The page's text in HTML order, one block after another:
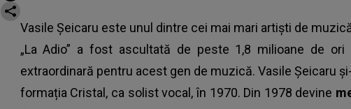
Vasile Şeicaru este unul dintre cei mai mari artiști de
„La Adio” a fost ascultată de peste 1,8 milioane de ori
extraordinară pentru acest gen de muzică. Vasile Șeicaru
formația Cristal, ca solist vocal, în 1970. Din 1978 devine